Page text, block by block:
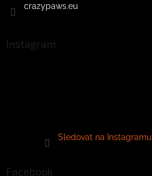
crazypaws.eu
Instagram
Sledovat na Instagramu
Facebook